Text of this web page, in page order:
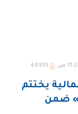
ص 40953
الشمالية يختتم
ضمن